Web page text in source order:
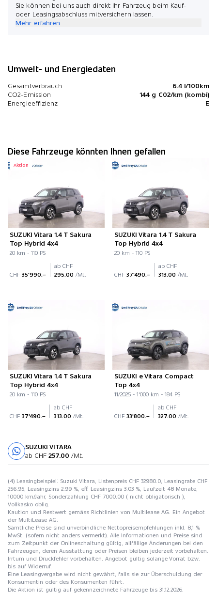
Sie können bei uns auch direkt Ihr Fahrzeug beim Kauf-
oder Leasingsabschluss mitversichern lassen.
Mehr erfahren
Umwelt- und Energiedaten
Gesamtverbrauch
6.4 l/100km
CO2-Emission
144 g C02/km (kombi)
Energieeffizienz
E
Diese Fahrzeuge könnten Ihnen gefallen
Aktion
SUZUKI Vitara 1.4 T Sakura
Top Hybrid 4x4
20 km - 110 PS
CHF 35'990.–
ab CHF
295.00 /Mt.
SUZUKI Vitara 1.4 T Sakura
Top Hybrid 4x4
20 km - 110 PS
CHF 37'490.–
ab CHF
313.00 /Mt.
SUZUKI Vitara 1.4 T Sakura
Top Hybrid 4x4
20 km - 110 PS
CHF 37'490.–
ab CHF
313.00 /Mt.
SUZUKI e Vitara Compact
Top 4x4
11/2025 - 1'000 km - 184 PS
CHF 33'800.–
ab CHF
327.00 /Mt.
SUZUKI VITARA
ab CHF 257.00 /Mt.
(4) Leasingbeispiel: Suzuki Vitara, Listenpreis CHF 32980.0, Leasingrate CHF
256.95, Leasingzins 2.99 %, eff. Leasingzins 3.03 %, Laufzeit 48 Monate,
10000 km/Jahr, Sonderzahlung CHF 7000.00 ( nicht obligatorisch ),
Vollkasko oblig.
Kaution und Restwert gemäss Richtlinien von Multilease AG. Ein Angebot
der MultiLease AG.
Sämtliche Preise sind unverbindliche Nettopreisempfehlungen inkl. 8,1 %
MwSt. (sofern nicht anders vermerkt). Alle Informationen und Preise sind
zum Zeitpunkt der Onlineschaltung gültig, allfällige Änderungen bei den
Fahrzeugen, deren Ausstattung oder Preisen bleiben jederzeit vorbehalten.
Irrtum und Druckfehler vorbehalten. Angebot gültig solange Vorrat bzw.
bis auf Widerruf.
Eine Leasingvergabe wird nicht gewährt, falls sie zur Überschuldung der
Konsumentin oder des Konsumenten führt.
Die Aktion ist gültig auf gekennzeichnete Fahrzeuge bis 31.12.2026.